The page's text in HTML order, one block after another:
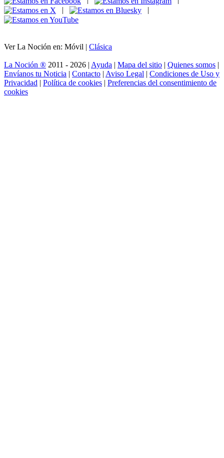
|
|
Ver La Noción en: Móvil | Clásica
La Noción ® 2011 - 2026 | Ayuda | Mapa del sitio | Quienes somos |
Envíanos tu Noticia | Contacto | Aviso Legal | Condiciones de Uso y
Privacidad | Política de cookies | Preferencias del consentimiento de
cookies